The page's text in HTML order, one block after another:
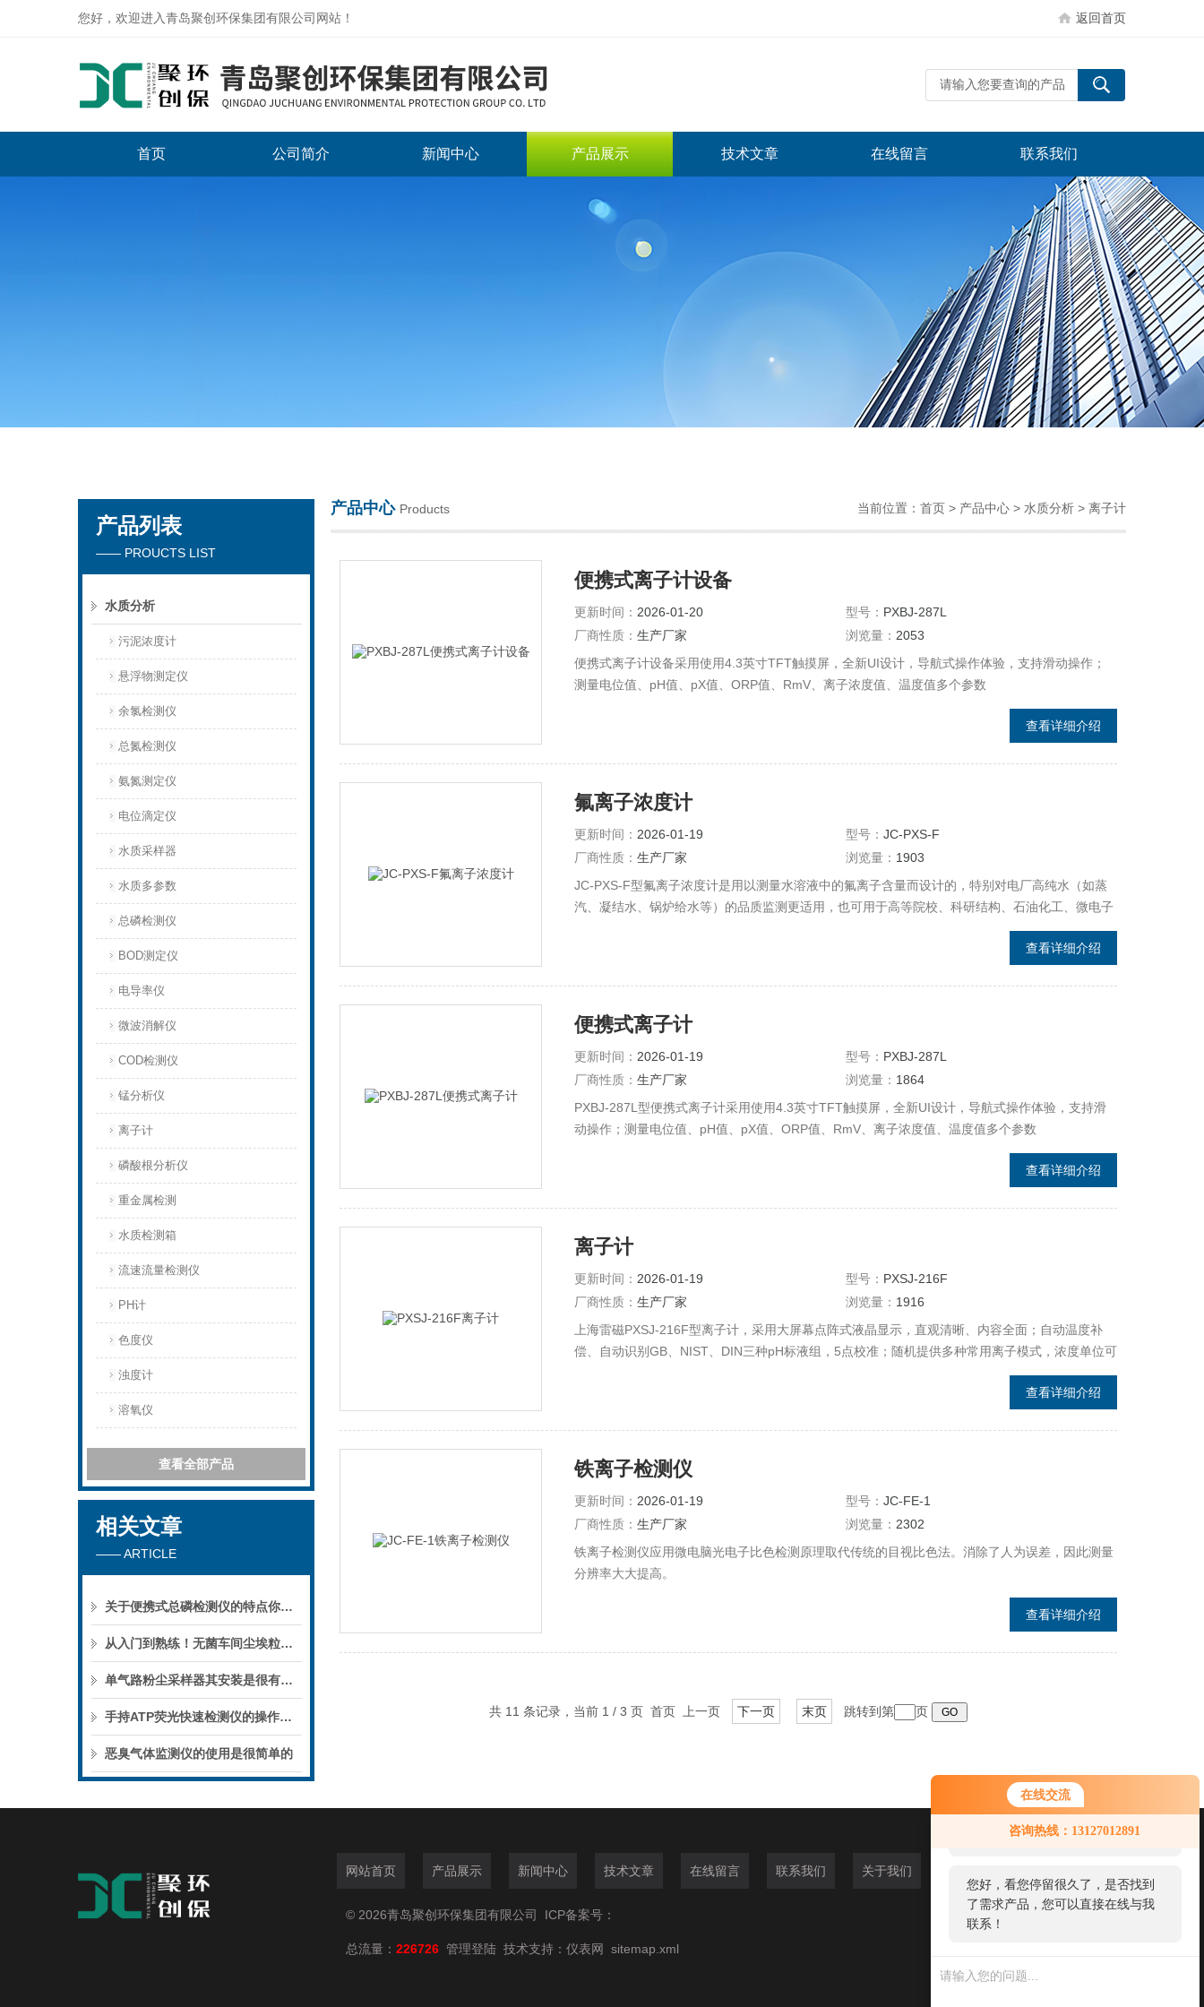
在线交流
咨询热线：13127012891
您好！欢迎前来咨询，很高兴为您
服务，请问您要咨询什么问题呢？
您好，看您停留很久了，是否找到
了需求产品，您可以直接在线与我
联系！
您好，欢迎进入青岛聚创环保集团有限公司网站！ 返回首页
首页 公司简介 新闻中心 产品展示 技术文章 在线留言 联系我们
产品列表
—— PROUCTS LIST
水质分析
污泥浓度计
悬浮物测定仪
余氯检测仪
总氮检测仪
氨氮测定仪
电位滴定仪
水质采样器
水质多参数
总磷检测仪
BOD测定仪
电导率仪
微波消解仪
COD检测仪
锰分析仪
离子计
磷酸根分析仪
重金属检测
水质检测箱
流速流量检测仪
PH计
色度仪
浊度计
溶氧仪
查看全部产品
相关文章
—— ARTICLE
关于便携式总磷检测仪的特点你知晓多少呢？
从入门到熟练！无菌车间尘埃粒子计数器，操作步骤全梳理
单气路粉尘采样器其安装是很有讲究的
手持ATP荧光快速检测仪的操作步骤通常遵循以下流程
恶臭气体监测仪的使用是很简单的
产品中心 Products 当前位置： 首页 > 产品中心 > 水质分析 > 离子计
便携式离子计设备
更新时间： 2026-01-20 型号： PXBJ-287L
厂商性质： 生产厂家 浏览量： 2053
便携式离子计设备采用使用4.3英寸TFT触摸屏，全新UI设计，导航式操作体验，支持滑动操作；
测量电位值、pH值、pX值、ORP值、RmV、离子浓度值、温度值多个参数
查看详细介绍
氟离子浓度计
更新时间： 2026-01-19 型号： JC-PXS-F
厂商性质： 生产厂家 浏览量： 1903
JC-PXS-F型氟离子浓度计是用以测量水溶液中的氟离子含量而设计的，特别对电厂高纯水（如蒸
汽、凝结水、锅炉给水等）的品质监测更适用，也可用于高等院校、科研结构、石油化工、微电子
查看详细介绍
便携式离子计
更新时间： 2026-01-19 型号： PXBJ-287L
厂商性质： 生产厂家 浏览量： 1864
PXBJ-287L型便携式离子计采用使用4.3英寸TFT触摸屏，全新UI设计，导航式操作体验，支持滑
动操作；测量电位值、pH值、pX值、ORP值、RmV、离子浓度值、温度值多个参数
查看详细介绍
离子计
更新时间： 2026-01-19 型号： PXSJ-216F
厂商性质： 生产厂家 浏览量： 1916
上海雷磁PXSJ-216F型离子计，采用大屏幕点阵式液晶显示，直观清晰、内容全面；自动温度补
偿、自动识别GB、NIST、DIN三种pH标液组，5点校准；随机提供多种常用离子模式，浓度单位可
查看详细介绍
铁离子检测仪
更新时间： 2026-01-19 型号： JC-FE-1
厂商性质： 生产厂家 浏览量： 2302
铁离子检测仪应用微电脑光电子比色检测原理取代传统的目视比色法。消除了人为误差，因此测量
分辨率大大提高。
查看详细介绍
共 11 条记录，当前 1 / 3 页 首页 上一页 下一页 末页 跳转到第 页
网站首页 产品展示 新闻中心 技术文章 在线留言 联系我们 关于我们
© 2026青岛聚创环保集团有限公司 ICP备案号：
总流量： 226726 管理登陆 技术支持： 仪表网 sitemap.xml